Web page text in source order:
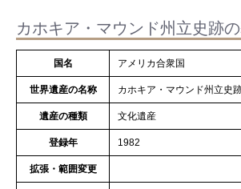
カホキア・マウンド州立史跡
国名 アメリカ合衆国
世界遺産の名称 カホキア・マウンド州立史
遺産の種類 文化遺産
登録年 1982
拡張・範囲変更